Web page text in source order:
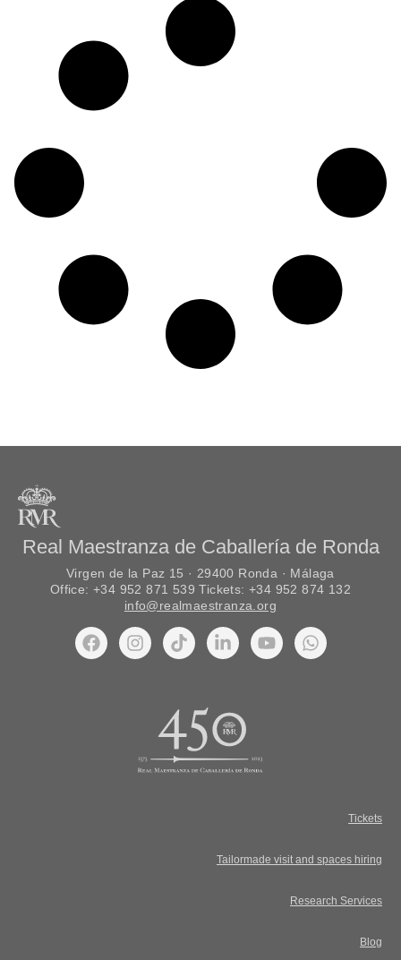
Real Maestranza de Caballería de Ronda
Virgen de la Paz 15 · 29400 Ronda · Málaga
Office: +34 952 871 539 Tickets: +34 952 874 132
info@realmaestranza.org
Tickets
Tailormade visit and spaces hiring
Research Services
Blog